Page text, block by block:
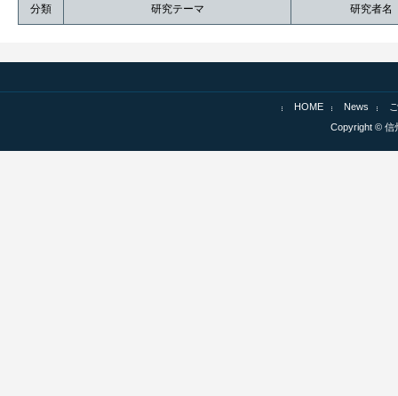
分類
研究テーマ 研究者名
HOME News
Copyright © 信